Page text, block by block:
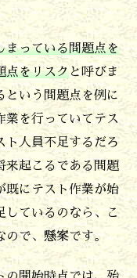
まっている問題点を
点をリスクと呼びま
という問題点を例に
業を行っていてテス
ト人員不足するだろ
来起こるである問題
既にテスト作業が始
しているのなら、こ
で、懸案です。